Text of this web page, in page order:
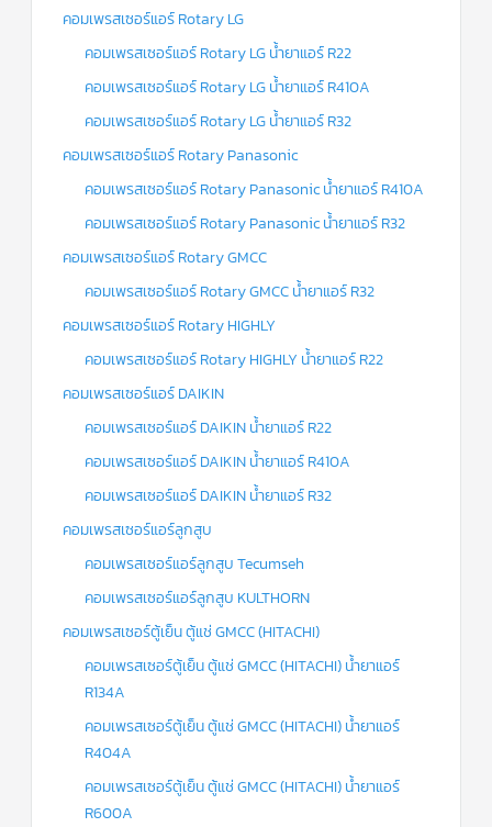
คอมเพรสเซอร์แอร์ Rotary LG
คอมเพรสเซอร์แอร์ Rotary LG น้ำยาแอร์ R22
คอมเพรสเซอร์แอร์ Rotary LG น้ำยาแอร์ R410A
คอมเพรสเซอร์แอร์ Rotary LG น้ำยาแอร์ R32
คอมเพรสเซอร์แอร์ Rotary Panasonic
คอมเพรสเซอร์แอร์ Rotary Panasonic น้ำยาแอร์ R410A
คอมเพรสเซอร์แอร์ Rotary Panasonic น้ำยาแอร์ R32
คอมเพรสเซอร์แอร์ Rotary GMCC
คอมเพรสเซอร์แอร์ Rotary GMCC น้ำยาแอร์ R32
คอมเพรสเซอร์แอร์ Rotary HIGHLY
คอมเพรสเซอร์แอร์ Rotary HIGHLY น้ำยาแอร์ R22
คอมเพรสเซอร์แอร์ DAIKIN
คอมเพรสเซอร์แอร์ DAIKIN น้ำยาแอร์ R22
คอมเพรสเซอร์แอร์ DAIKIN น้ำยาแอร์ R410A
คอมเพรสเซอร์แอร์ DAIKIN น้ำยาแอร์ R32
คอมเพรสเซอร์แอร์ลูกสูบ
คอมเพรสเซอร์แอร์ลูกสูบ Tecumseh
คอมเพรสเซอร์แอร์ลูกสูบ KULTHORN
คอมเพรสเซอร์ตู้เย็น ตู้แช่ GMCC (HITACHI)
คอมเพรสเซอร์ตู้เย็น ตู้แช่ GMCC (HITACHI) น้ำยาแอร์
R134A
คอมเพรสเซอร์ตู้เย็น ตู้แช่ GMCC (HITACHI) น้ำยาแอร์
R404A
คอมเพรสเซอร์ตู้เย็น ตู้แช่ GMCC (HITACHI) น้ำยาแอร์
R600A